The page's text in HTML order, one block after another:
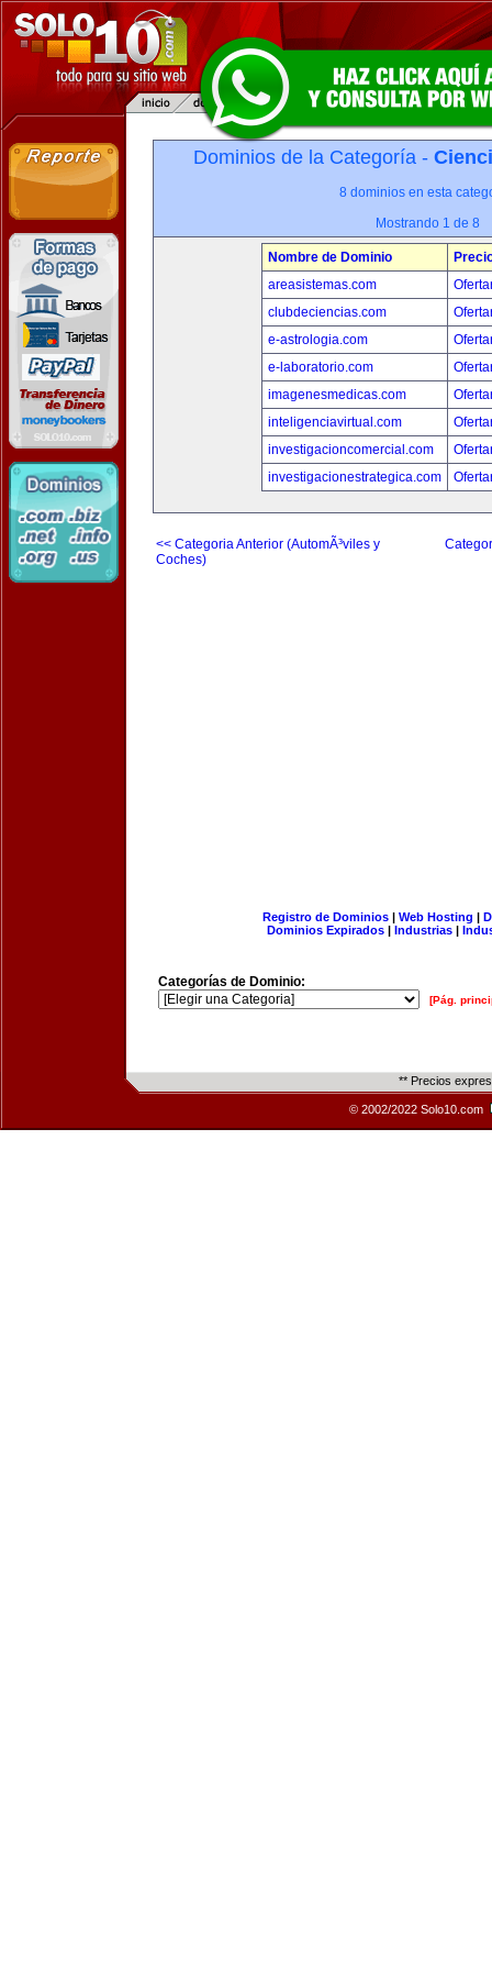
Dominios de la Categoría -
8 dominios en esta
Mostrando 1 de 8
Nombre de Dominio
areasistemas.com
clubdeciencias.com
e-astrologia.com
e-laboratorio.com
imagenesmedicas.com
inteligenciavirtual.com
investigacioncomercial.com
investigacionestrategica.com
<< Categoria Anterior (AutomÃ³viles y
Coches)
Registro de Dominios| Web Hosting |
Dominios Expirados | Industrias |
Categorías de Dominio:
[Pág.
** Precios
© 2002/2022 Solo10.com